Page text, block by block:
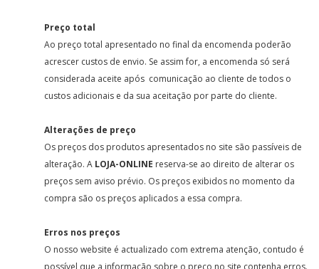
Preço total
Ao preço total apresentado no final da encomenda poderão
acrescer custos de envio. Se assim for, a encomenda só será
considerada aceite após comunicação ao cliente de todos o
custos adicionais e da sua aceitação por parte do cliente.
Alterações de preço
Os preços dos produtos apresentados no site são passíveis de
alteração. A LOJA-ONLINE reserva-se ao direito de alterar os
preços sem aviso prévio. Os preços exibidos no momento da
compra são os preços aplicados a essa compra.
Erros nos preços
O nosso website é actualizado com extrema atenção, contudo é
possível que a informação sobre o preço no site contenha erros.